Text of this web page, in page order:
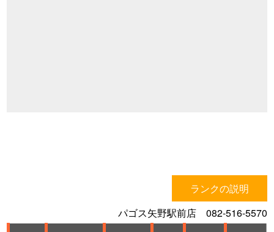
ランクの説明
パゴス矢野駅前店 082-516-5570